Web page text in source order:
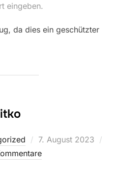
eingeben.
da dies ein geschützter
Veröffentlicht
am
7. August 2023